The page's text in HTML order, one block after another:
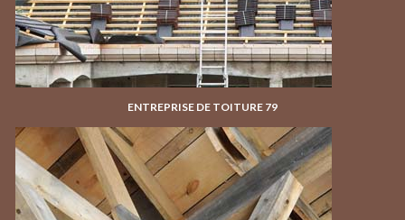
ENTREPRISE DE TOITURE 79